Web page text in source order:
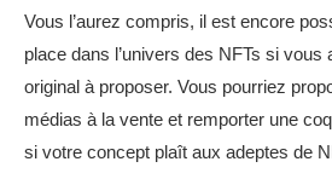
Vous l’aurez compris, il est encore
place dans l’univers des NFTs si vous
original à proposer. Vous pourriez
médias à la vente et remporter une
si votre concept plaît aux adeptes de